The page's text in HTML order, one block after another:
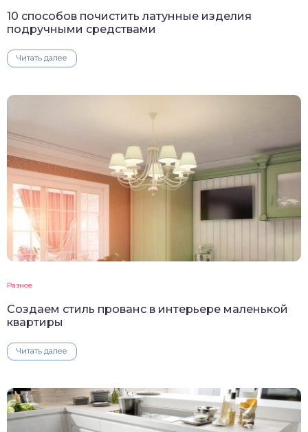
10 способов почистить латунные изделия
подручными средствами
Читать далее
Разное
Создаем стиль прованс в интерьере маленькой
квартиры
Читать далее